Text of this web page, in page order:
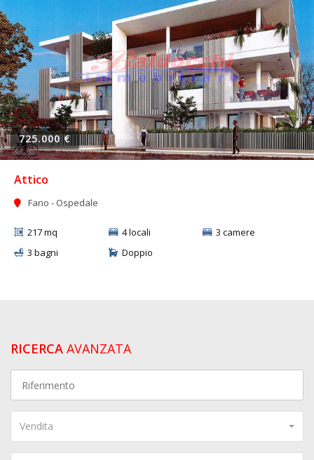
725.000 €
Attico
Fano - Ospedale
217 mq 4 locali
3 camere
3 bagni
Doppio
RICERCA AVANZATA
Vendita